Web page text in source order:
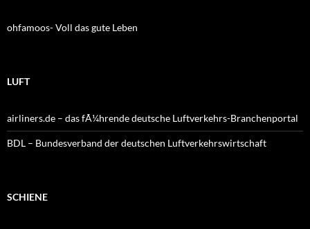
ohfamoos- Voll das gute Leben
LUFT
airliners.de – das fÃ¼hrende deutsche Luftverkehrs-Branchenportal
BDL – Bundesverband der deutschen Luftverkehrswirtschaft
SCHIENE